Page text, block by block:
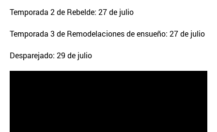
Temporada 2 de Rebelde: 27 de julio
Temporada 3 de Remodelaciones de ensueño: 27 de julio
Desparejado: 29 de julio